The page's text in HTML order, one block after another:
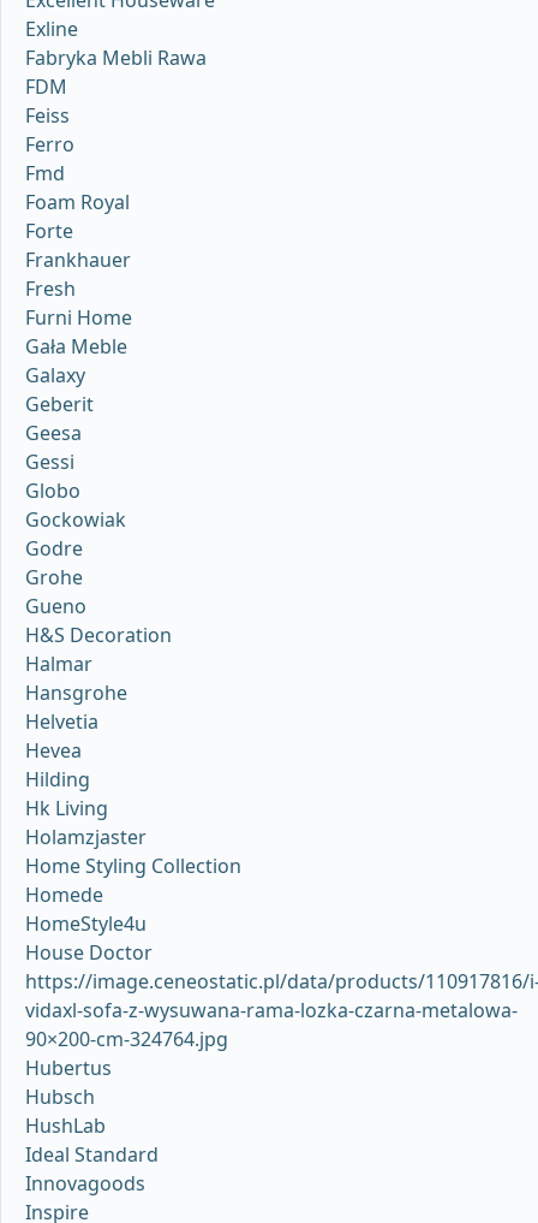
Exline
Fabryka Mebli Rawa
FDM
Feiss
Ferro
Fmd
Foam Royal
Forte
Frankhauer
Fresh
Furni Home
Gała Meble
Galaxy
Geberit
Geesa
Gessi
Globo
Gockowiak
Godre
Grohe
Gueno
H&S Decoration
Halmar
Hansgrohe
Helvetia
Hevea
Hilding
Hk Living
Holamzjaster
Home Styling Collection
Homede
HomeStyle4u
House Doctor
https://image.ceneostatic.pl/data/products/110917816/
vidaxl-sofa-z-wysuwana-rama-lozka-czarna-metalowa-
90×200-cm-324764.jpg
Hubertus
Hubsch
HushLab
Ideal Standard
Innovagoods
Inspire